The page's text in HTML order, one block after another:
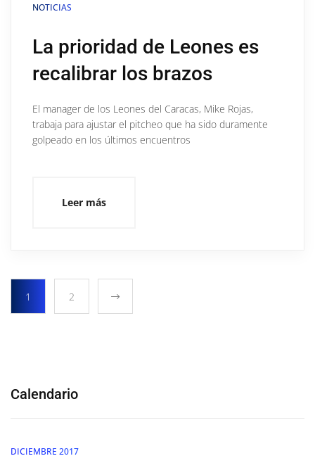
NOTICIAS
La prioridad de Leones es
recalibrar los brazos
El manager de los Leones del Caracas, Mike Rojas,
trabaja para ajustar el pitcheo que ha sido duramente
golpeado en los últimos encuentros
Leer más
1 2
Calendario
DICIEMBRE 2017